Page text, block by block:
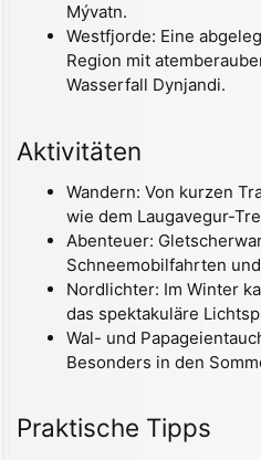
Mývatn.
Westfjorde: Eine
Region mit
Wasserfall Dynjandi.
Aktivitäten
Wandern: Von kurzen
wie dem Laugavegur-
Abenteuer:
Schneemobilfahrten
Nordlichter: Im Winter
das spektakuläre
Wal- und
Besonders in den
Praktische Tipps